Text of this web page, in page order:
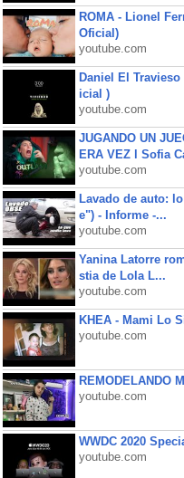
ROMA - Lionel
Oficial)
youtube.com
Daniel El
icial )
youtube.com
JUGANDO UN
ERA VEZ l Sofia
youtube.com
Lavado de auto:
e") - Informe -...
youtube.com
Yanina Latorre
stia de Lola L...
youtube.com
KHEA - Mami Lo
youtube.com
REMODELANDO
youtube.com
WWDC 2020
youtube.com